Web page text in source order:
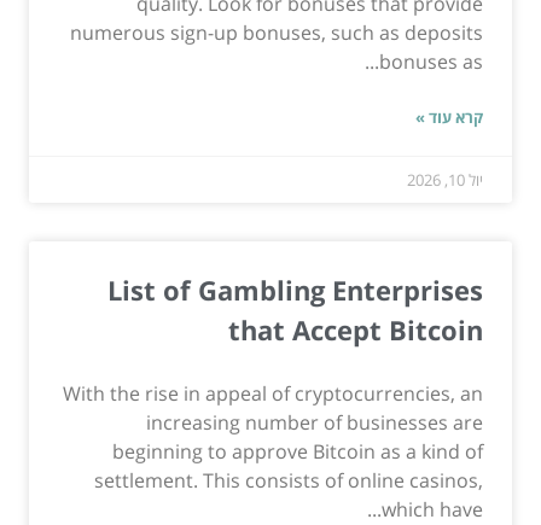
numerous sign-up bonuses, such as deposits
bonuses as...
קרא עוד »
יול 10, 2026
List of Gambling Enterprises
that Accept Bitcoin
With the rise in appeal of cryptocurrencies, an
increasing number of businesses are
beginning to approve Bitcoin as a kind of
settlement. This consists of online casinos,
which have...